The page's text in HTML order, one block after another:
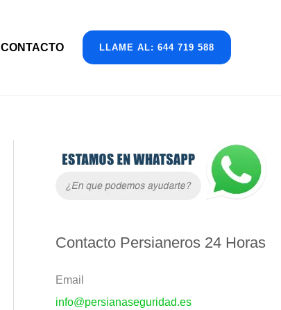
CONTACTO LLAME AL: 644 719 588
Contacto Persianeros 24 Horas
Email
info@persianaseguridad.es
i
o
s